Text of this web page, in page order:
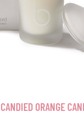
ORANGE